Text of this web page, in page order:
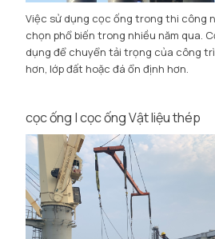
Việc sử dụng cọc ống trong thi công
chọn phổ biến trong nhiều năm qua.
dụng để chuyển tải trọng của công
hơn, lớp đất hoặc đá ổn định hơn.
cọc ống | cọc ống Vật liệu thép